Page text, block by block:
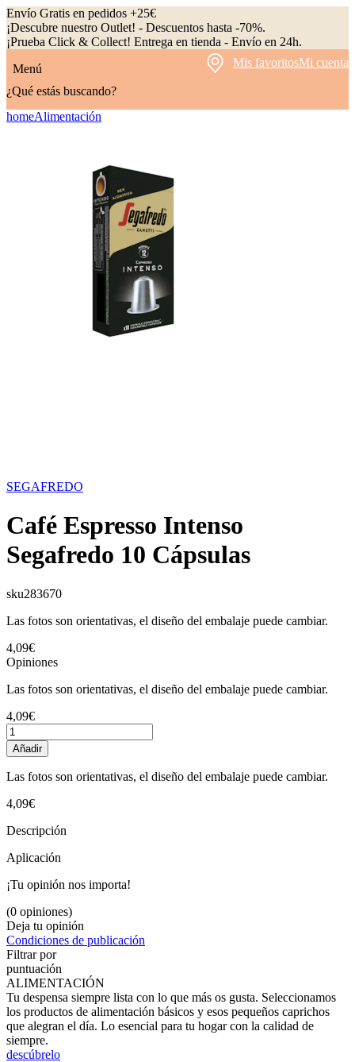
Envío Gratis en pedidos +25€
¡Descubre nuestro Outlet! - Descuentos hasta -70%.
¡Prueba Click & Collect! Entrega en tienda - Envío en 24h.
Menú
Mis favoritosMi cuenta
¿Qué estás buscando?
homeAlimentación
SEGAFREDO
Café Espresso Intenso
Segafredo 10 Cápsulas
sku283670
Las fotos son orientativas, el diseño del embalaje puede cambiar.
4,09€
Opiniones
Las fotos son orientativas, el diseño del embalaje puede cambiar.
4,09€
Añadir
Las fotos son orientativas, el diseño del embalaje puede cambiar.
4,09€
Descripción
Aplicación
¡Tu opinión nos importa!
(0 opiniones)
Deja tu opinión
Condiciones de publicación
Filtrar por
puntuación
ALIMENTACIÓN
Tu despensa siempre lista con lo que más os gusta. Seleccionamos
los productos de alimentación básicos y esos pequeños caprichos
que alegran el día. Lo esencial para tu hogar con la calidad de
siempre.
descúbrelo